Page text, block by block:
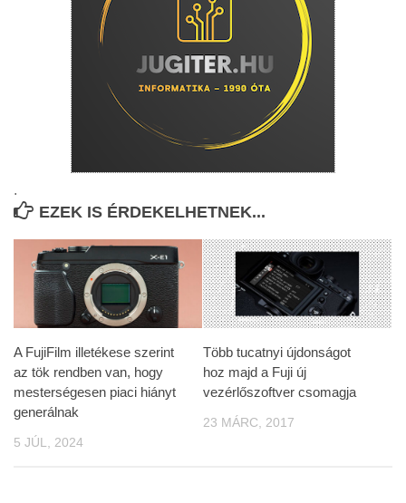
.
EZEK IS ÉRDEKELHETNEK...
A FujiFilm illetékese szerint
az tök rendben van, hogy
mesterségesen piaci hiányt
generálnak
5 JÚL, 2024
Több tucatnyi újdonságot
hoz majd a Fuji új
vezérlőszoftver csomagja
23 MÁRC, 2017